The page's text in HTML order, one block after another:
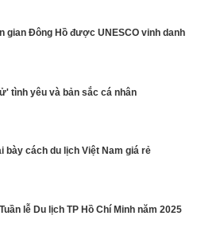
gian Đông Hồ được UNESCO vinh danh
tình yêu và bản sắc cá nhân
bày cách du lịch Việt Nam giá rẻ
lễ Du lịch TP Hồ Chí Minh năm 2025